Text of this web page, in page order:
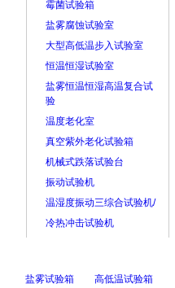
霉菌试验箱
盐雾腐蚀试验室
大型高低温步入试验室
恒温恒湿试验室
盐雾恒温恒湿高温复合试
验
温度老化室
真空紫外老化试验箱
机械式跌落试验台
振动试验机
温湿度振动三综合试验机/
冷热冲击试验机
盐雾试验箱 高低温试验箱